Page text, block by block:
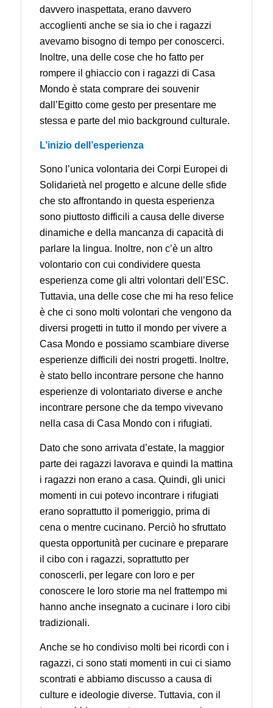
davvero inaspettata, erano davvero
accoglienti anche se sia io che i ragazzi
avevamo bisogno di tempo per conoscerci.
Inoltre, una delle cose che ho fatto per
rompere il ghiaccio con i ragazzi di Casa
Mondo è stata comprare dei souvenir
dall’Egitto come gesto per presentare me
stessa e parte del mio background culturale.
L’inizio dell’esperienza
Sono l’unica volontaria dei Corpi Europei di
Solidarietà nel progetto e alcune delle sfide
che sto affrontando in questa esperienza
sono piuttosto difficili a causa delle diverse
dinamiche e della mancanza di capacità di
parlare la lingua. Inoltre, non c’è un altro
volontario con cui condividere questa
esperienza come gli altri volontari dell’ESC.
Tuttavia, una delle cose che mi ha reso felice
è che ci sono molti volontari che vengono da
diversi progetti in tutto il mondo per vivere a
Casa Mondo e possiamo scambiare diverse
esperienze difficili dei nostri progetti. Inoltre,
è stato bello incontrare persone che hanno
esperienze di volontariato diverse e anche
incontrare persone che da tempo vivevano
nella casa di Casa Mondo con i rifugiati.
Dato che sono arrivata d’estate, la maggior
parte dei ragazzi lavorava e quindi la mattina
i ragazzi non erano a casa. Quindi, gli unici
momenti in cui potevo incontrare i rifugiati
erano soprattutto il pomeriggio, prima di
cena o mentre cucinano. Perciò ho sfruttato
questa opportunità per cucinare e preparare
il cibo con i ragazzi, soprattutto per
conoscerli, per legare con loro e per
conoscere le loro storie ma nel frattempo mi
hanno anche insegnato a cucinare i loro cibi
tradizionali.
Anche se ho condiviso molti bei ricordi con i
ragazzi, ci sono stati momenti in cui ci siamo
scontrati e abbiamo discusso a causa di
culture e ideologie diverse. Tuttavia, con il